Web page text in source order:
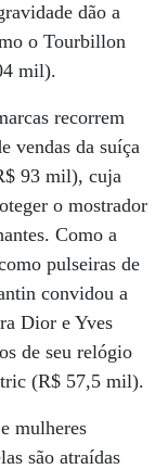
dão a
o Tourbillon
mil).
recorrem
vendas da suíça
93 mil), cuja
o mostrador
Como a
pulseiras de
convidou a
Dior e Yves
de seu relógio
(R$ 57,5 mil).
mulheres
são atraídas